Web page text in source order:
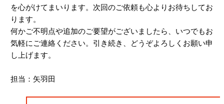
を心がけてまいります。次回のご依頼も心よりお待ちしてお
ります。
何かご不明点や追加のご要望がございましたら、いつでもお
気軽にご連絡ください。引き続き、どうぞよろしくお願い申
し上げます。
担当：矢羽田